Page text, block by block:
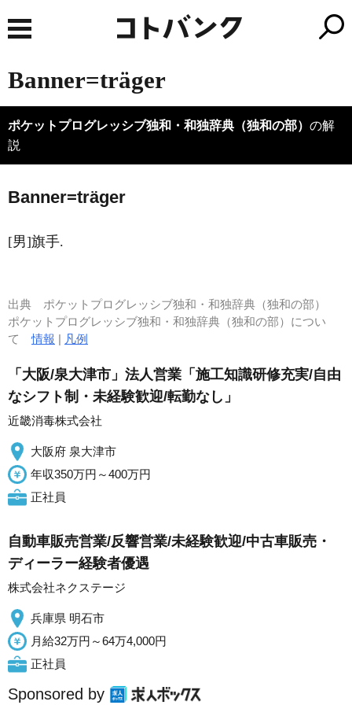
Banner=träger
ポケットプログレッシブ独和・和独辞典（独和の部） の解
説
Banner=träger
[男]旗手.
出典 ポケットプログレッシブ独和・和独辞典（独和の部）
ポケットプログレッシブ独和・和独辞典（独和の部）につい
て情報 | 凡例
「大阪/泉大津市」法人営業「施工知識研修充実/自由
なシフト制・未経験歓迎/転勤なし」
近畿消毒株式会社
大阪府 泉大津市
年収350万円～400万円
正社員
自動車販売営業/反響営業/未経験歓迎/中古車販売・
ディーラー経験者優遇
株式会社ネクステージ
兵庫県 明石市
月給32万円～64万4,000円
正社員
Sponsored by